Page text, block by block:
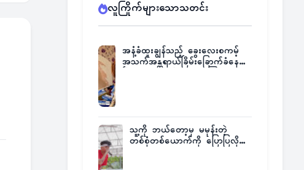
လူကြိုက်များသောသတင်း
အနံ့ခံထူးချွန်သည့် ခွေးလေးစကမ့်
အသက်အန္တရာယ်ခြိမ်းခြောက်ခံနေရ
သူ့ကို ဘယ်တော့မှ မမုန်းတဲ့
တစ်စုံတစ်ယောက်ကို ပြောပြလိုက်